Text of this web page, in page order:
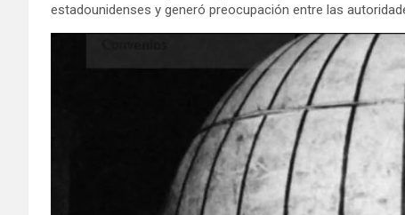
estadounidenses y generó preocupación entre las